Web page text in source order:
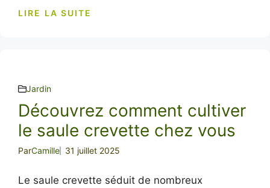
LIRE LA SUITE
Jardin
Découvrez comment cultiver
le saule crevette chez vous
ParCamille 31 juillet 2025
Le saule crevette séduit de nombreux